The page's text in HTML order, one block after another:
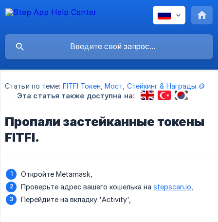
Статьи по теме: FITFI Токен, Мост, Стейкинг & Награды 🪙
Эта статья также доступна на:
Пропали застейканные токены
FITFI.
Откройте Metamask,
Проверьте адрес вашего кошелька на stepscan.io
Перейдите на вкладку 'Activity',